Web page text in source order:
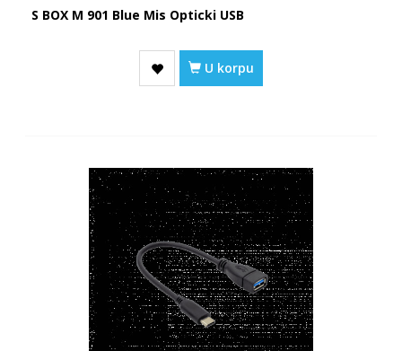
S BOX M 901 Blue Mis Opticki USB
U korpu